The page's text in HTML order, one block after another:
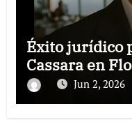
Éxito jurídico
Cassara en
Jun 2, 2026